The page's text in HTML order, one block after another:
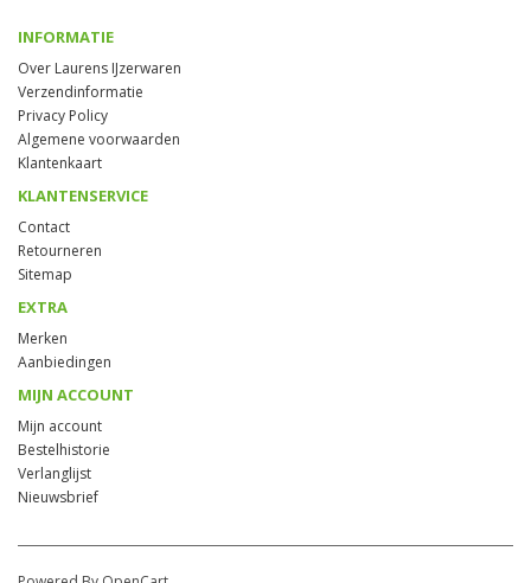
INFORMATIE
Over Laurens IJzerwaren
Verzendinformatie
Privacy Policy
Algemene voorwaarden
Klantenkaart
KLANTENSERVICE
Contact
Retourneren
Sitemap
EXTRA
Merken
Aanbiedingen
MIJN ACCOUNT
Mijn account
Bestelhistorie
Verlanglijst
Nieuwsbrief